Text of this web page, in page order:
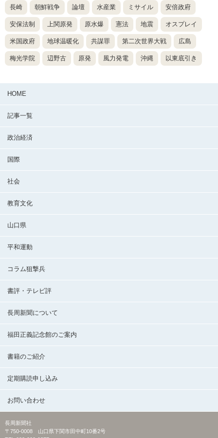
長崎 朝鮮戦争 論壇 水産業 ミサイル 安倍政府
安保法制 上関原発 原水爆 憲法 地震 オスプレイ
米国政府 地球温暖化 共謀罪 第二次世界大戦 広島
梅光学院 辺野古 原発 風力発電 沖縄 以東底引き
HOME
記事一覧
政治経済
国際
社会
教育文化
山口県
平和運動
コラム狙撃兵
書評・テレビ評
長周新聞について
福田正義記念館のご案内
書籍のご紹介
定期購読申し込み
お問い合わせ
長周新聞社
〒750-0008 山口県下関市田中町10番2号